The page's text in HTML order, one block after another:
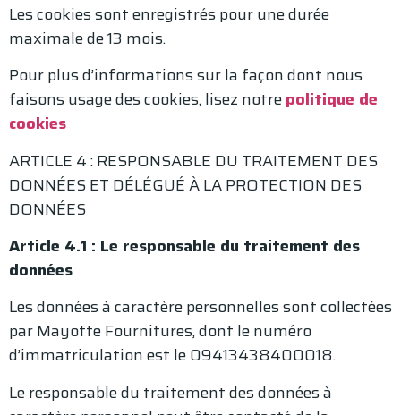
Les cookies sont enregistrés pour une durée
maximale de 13 mois.
Pour plus d’informations sur la façon dont nous
faisons usage des cookies, lisez notrepolitique de
cookies
ARTICLE 4 : RESPONSABLE DU TRAITEMENT DES
DONNÉES ET DÉLÉGUÉ À LA PROTECTION DES
DONNÉES
Article 4.1 : Le responsable du traitement des
données
Les données à caractère personnelles sont collectées
par Mayotte Fournitures, dont le numéro
d’immatriculation est le 09413438400018.
Le responsable du traitement des données à